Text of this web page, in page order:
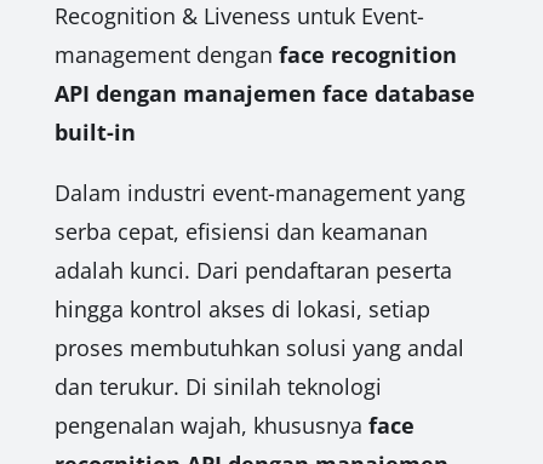
Recognition & Liveness untuk Event-
management dengan face recognition
API dengan manajemen face database
built-in
Dalam industri event-management yang
serba cepat, efisiensi dan keamanan
adalah kunci. Dari pendaftaran peserta
hingga kontrol akses di lokasi, setiap
proses membutuhkan solusi yang andal
dan terukur. Di sinilah teknologi
pengenalan wajah, khususnya face